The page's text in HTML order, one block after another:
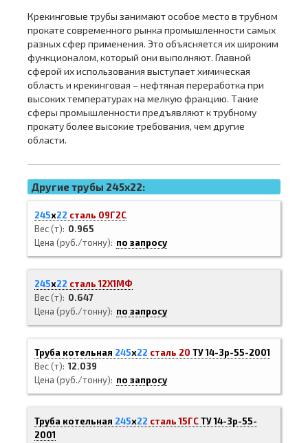
Крекинговые трубы занимают особое место в трубном
прокате современного рынка промышленности самых
разных сфер применения. Это объясняется их широким
функционалом, который они выполняют. Главной
сферой их использования выступает химическая
область и крекинговая – нефтяная переработка при
высоких температурах на мелкую фракцию. Такие
сферы промышленности предъявляют к трубному
прокату более высокие требования, чем другие
области.
Другие трубы 245x22:
245х22 сталь 09Г2С
Вес (т)
0.965
Цена (руб./тонну)
по запросу
245х22 сталь 12Х1МФ
Вес (т)
0.647
Цена (руб./тонну)
по запросу
Труба котельная 245х22 сталь 20 ТУ 14-3р-55-2001
Вес (т) 12.039
Цена (руб./тонну)
по запросу
Труба котельная 245х22 сталь 15ГСТУ 14-3р-55-
2001